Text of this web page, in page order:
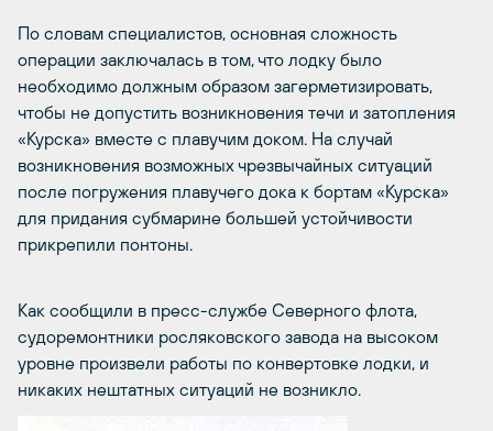
По словам специалистов, основная сложность
операции заключалась в том, что лодку было
необходимо должным образом загерметизировать,
чтобы не допустить возникновения течи и затопления
«Курска» вместе с плавучим доком. На случай
возникновения возможных чрезвычайных ситуаций
после погружения плавучего дока к бортам «Курска»
для придания субмарине большей устойчивости
прикрепили понтоны.
Как сообщили в пресс-службе Северного флота,
судоремонтники росляковского завода на высоком
уровне произвели работы по конвертовке лодки, и
никаких нештатных ситуаций не возникло.